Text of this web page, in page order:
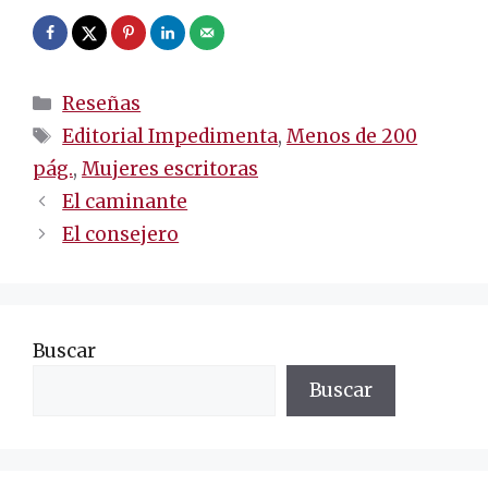
Categorías
Reseñas
Etiquetas
Editorial Impedimenta,Menos de 200
pág., Mujeres escritoras
Navegación
de
entradas
El caminante
El consejero
Buscar
Buscar